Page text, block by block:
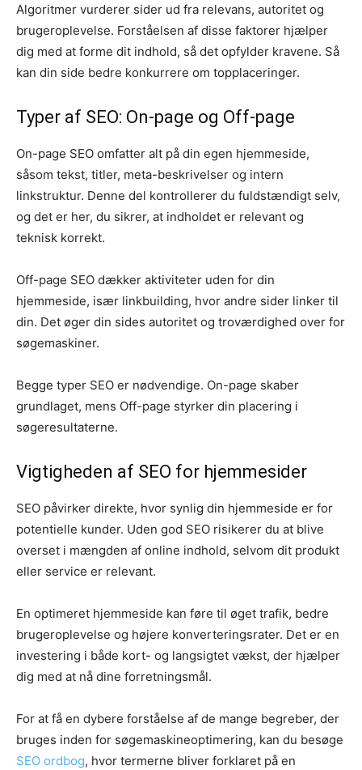
Algoritmer vurderer sider ud fra relevans, autoritet og
brugeroplevelse. Forståelsen af disse faktorer hjælper
dig med at forme dit indhold, så det opfylder kravene. Så
kan din side bedre konkurrere om topplaceringer.
Typer af SEO: On-page og Off-page
On-page SEO omfatter alt på din egen hjemmeside,
såsom tekst, titler, meta-beskrivelser og intern
linkstruktur. Denne del kontrollerer du fuldstændigt selv,
og det er her, du sikrer, at indholdet er relevant og
teknisk korrekt.
Off-page SEO dækker aktiviteter uden for din
hjemmeside, især linkbuilding, hvor andre sider linker til
din. Det øger din sides autoritet og troværdighed over for
søgemaskiner.
Begge typer SEO er nødvendige. On-page skaber
grundlaget, mens Off-page styrker din placering i
søgeresultaterne.
Vigtigheden af SEO for hjemmesider
SEO påvirker direkte, hvor synlig din hjemmeside er for
potentielle kunder. Uden god SEO risikerer du at blive
overset i mængden af online indhold, selvom dit produkt
eller service er relevant.
En optimeret hjemmeside kan føre til øget trafik, bedre
brugeroplevelse og højere konverteringsrater. Det er en
investering i både kort- og langsigtet vækst, der hjælper
dig med at nå dine forretningsmål.
For at få en dybere forståelse af de mange begreber, der
bruges inden for søgemaskineoptimering, kan du besøge
SEO ordbog, hvor termerne bliver forklaret på en